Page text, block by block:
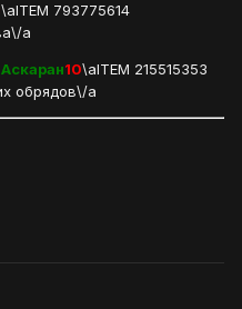
\aITEM 793775614
a
Аскаран10\aITEM 215515353
обрядов\/a